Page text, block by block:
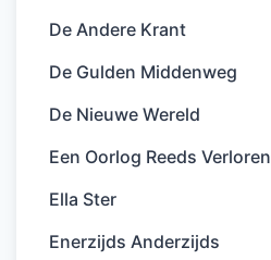
De Andere Krant
De Gulden Middenweg
De Nieuwe Wereld
Een Oorlog Reeds Verloren
Ella Ster
Enerzijds Anderzijds